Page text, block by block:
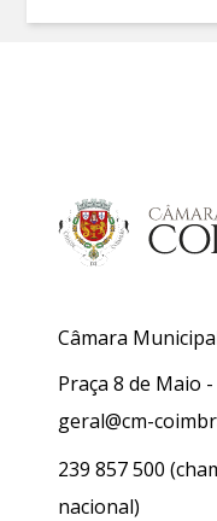
Câmara
Praça 8 de Maio
geral@cm-
239 857 500
nacional)